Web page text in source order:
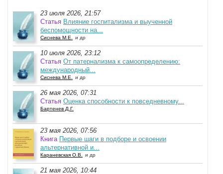
23 июля 2026, 21:57
Статья Влияние госпитализма и выученной
беспомощности на...
Сиснева М.Е. и др
10 июля 2026, 23:12
Статья От патернализма к самоопределению:
международный...
Сиснева М.Е. и др
26 мая 2026, 07:31
Статья Оценка способности к повседневному...
Бартенев Д.Г.
23 мая 2026, 07:56
Книга Первые шаги в подборе и освоении
альтернативной и...
Караневская О.В. и др
21 мая 2026, 10:44